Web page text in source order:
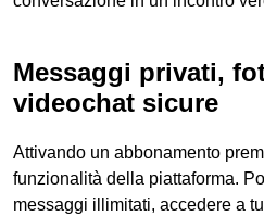
Messaggi privati,
videochat sicure
Attivando un abbonamento
funzionalità della piattaforma.
messaggi illimitati, accedere a